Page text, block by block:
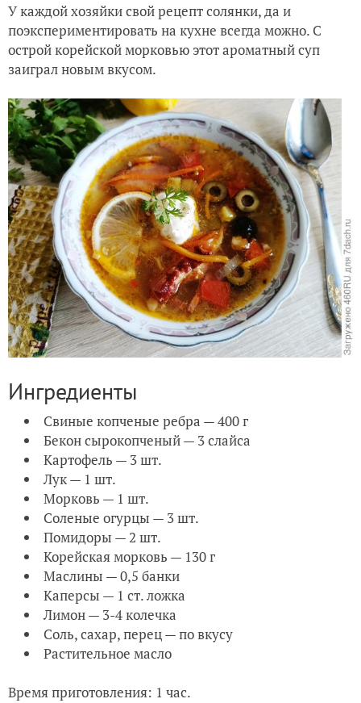
У каждой хозяйки свой рецепт солянки, да и
поэкспериментировать на кухне всегда можно. С
острой корейской морковью этот ароматный суп
заиграл новым вкусом.
Ингредиенты
Свиные копченые ребра — 400 г
Бекон сырокопченый — 3 слайса
Картофель — 3 шт.
Лук — 1 шт.
Морковь — 1 шт.
Соленые огурцы — 3 шт.
Помидоры — 2 шт.
Корейская морковь — 130 г
Маслины — 0,5 банки
Каперсы — 1 ст. ложка
Лимон — 3-4 колечка
Соль, сахар, перец — по вкусу
Растительное масло
Время приготовления: 1 час.